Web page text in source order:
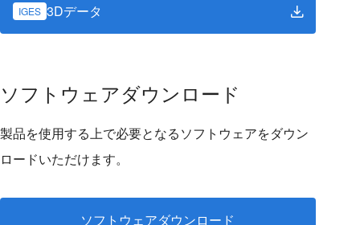
IGES 3Dデータ
ソフトウェアダウンロード
製品を使用する上で必要となるソフトウェアをダウン
ロードいただけます。
ソフトウェアダウンロード